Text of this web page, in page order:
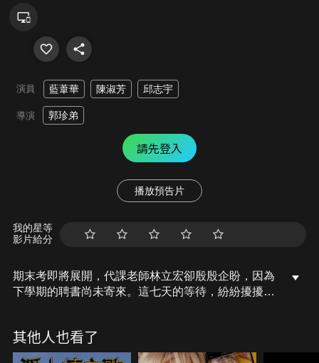
演員 藍葦華 陳淑芳 邱志宇
導演 郭珍弟
請先登入
播放預告片
我的星等
影片給分
期末考即將展開，代課老師林立宏卻殷殷企盼，因為
下學期的聘書尚未寄來。這七天的等待，紛紛擾擾卻
此時，阿嬤健康欠佳、頻頻出入醫院；弟弟立東則捲
入一起傷害案件。學校裡，艾晴老師一直想對他表
其他人也看了